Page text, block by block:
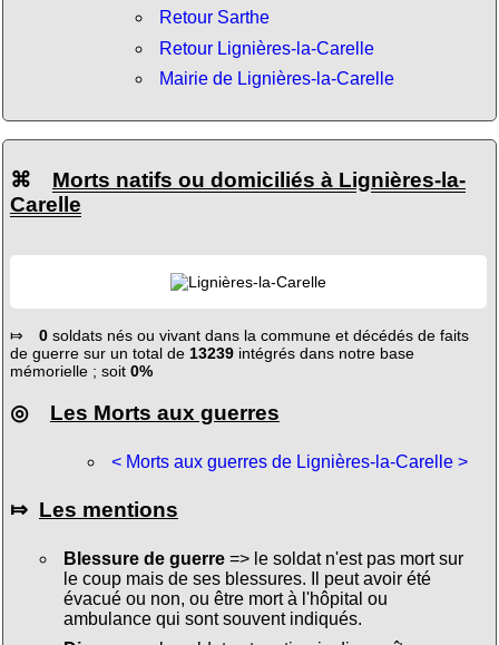
Retour Sarthe
Retour Lignières-la-Carelle
Mairie de Lignières-la-Carelle
⌘ Morts natifs ou domiciliés à Lignières-la-
Carelle
⤇ 0soldats nés ou vivant dans la commune et décédés de faits
de guerre sur un total de 13239intégrés dans notre base
mémorielle ; soit 0%
◎ Les Morts aux guerres
< Morts aux guerres de Lignières-la-Carelle >
⤇ Les mentions
Blessure de guerre=> le soldat n'est pas mort sur
le coup mais de ses blessures. Il peut avoir été
évacué ou non, ou être mort à l'hôpital ou
ambulance qui sont souvent indiqués.